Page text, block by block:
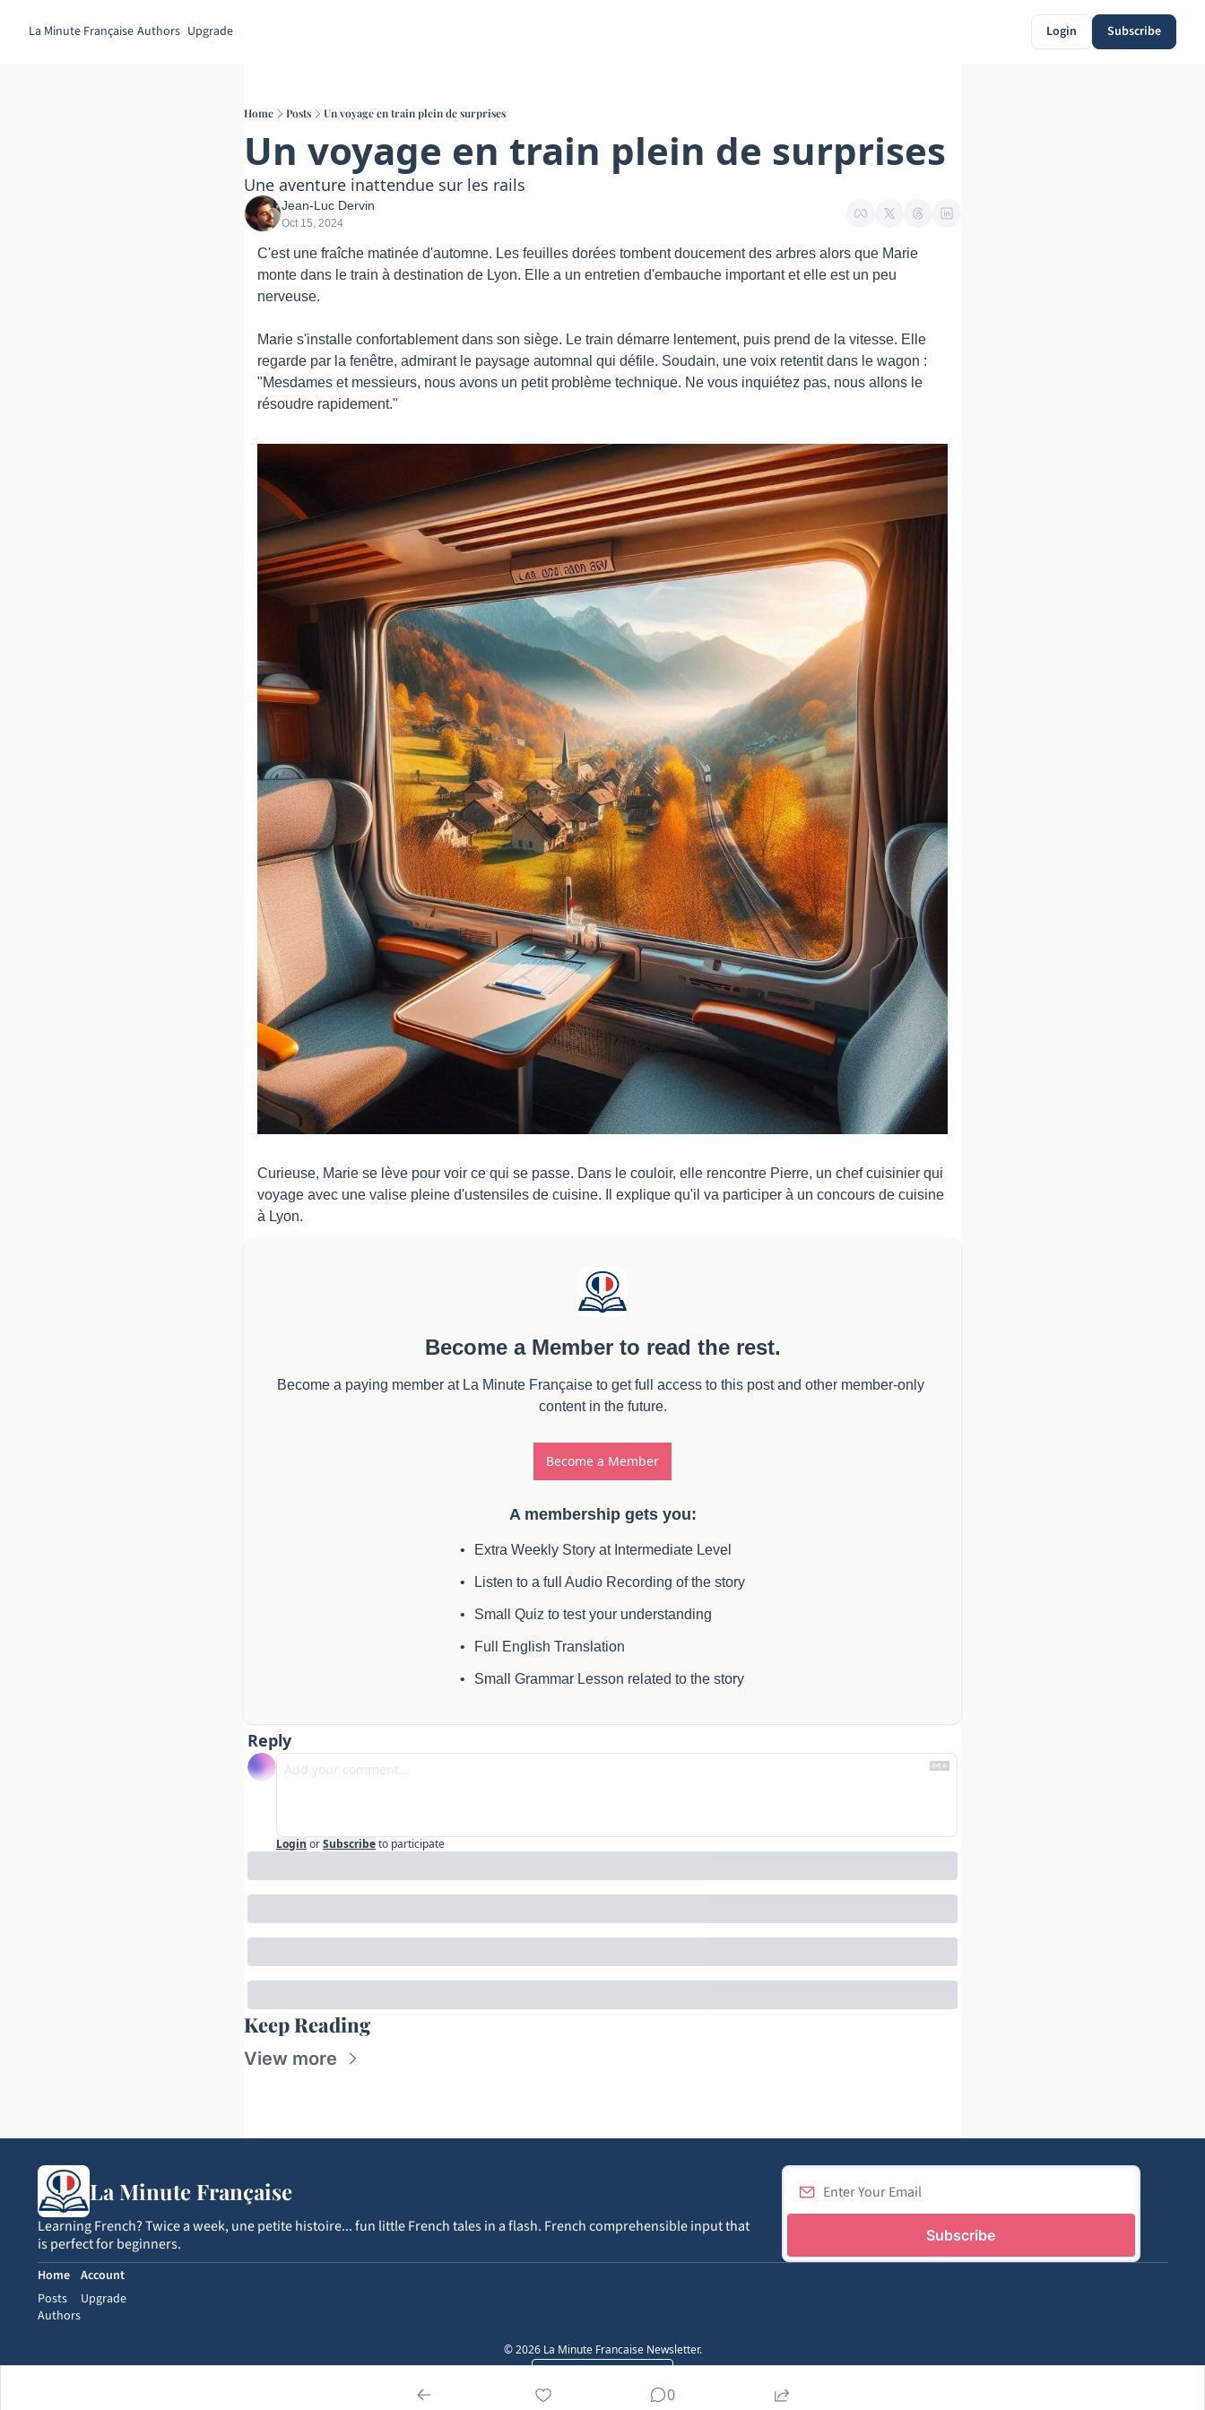
La Minute Française Authors Upgrade Login Subscribe
Home Posts Un voyage en train plein de surprises
Un voyage en train plein de surprises
Une aventure inattendue sur les rails
Jean-Luc Dervin
Oct 15, 2024
C'est une fraîche matinée d'automne. Les feuilles dorées tombent doucement des arbres alors que Marie
monte dans le train à destination de Lyon. Elle a un entretien d'embauche important et elle est un peu
nerveuse.
Marie s'installe confortablement dans son siège. Le train démarre lentement, puis prend de la vitesse. Elle
regarde par la fenêtre, admirant le paysage automnal qui défile. Soudain, une voix retentit dans le wagon :
"Mesdames et messieurs, nous avons un petit problème technique. Ne vous inquiétez pas, nous allons le
résoudre rapidement."
Curieuse, Marie se lève pour voir ce qui se passe. Dans le couloir, elle rencontre Pierre, un chef cuisinier qui
voyage avec une valise pleine d'ustensiles de cuisine. Il explique qu'il va participer à un concours de cuisine
à Lyon.
Become a Member to read the rest.
Become a paying member at La Minute Française to get full access to this post and other member-only
content in the future.
Become a Member
A membership gets you:
Extra Weekly Story at Intermediate Level
Listen to a full Audio Recording of the story
Small Quiz to test your understanding
Full English Translation
Small Grammar Lesson related to the story
Reply
Login orSubscribeto participate
Keep Reading
View more
La Minute Française
Learning French? Twice a week, une petite histoire... fun little French tales in a flash. French comprehensible input that
is perfect for beginners.
Subscribe
Home
Posts
Authors
Account
Upgrade
© 2026 La Minute Francaise Newsletter.
0